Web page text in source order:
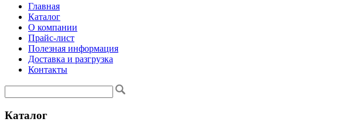
Главная
Каталог
О компании
Прайс-лист
Полезная информация
Доставка и разгрузка
Контакты
Каталог